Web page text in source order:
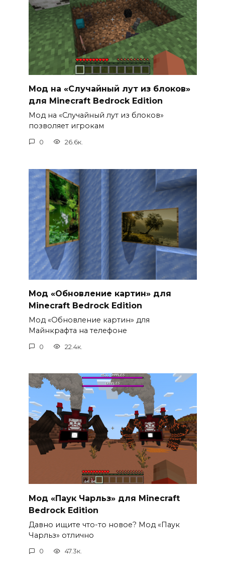
Мод на «Случайный лут из блоков»
для Minecraft Bedrock Edition
Мод на «Случайный лут из блоков»
позволяет игрокам
0 26.6к.
Мод «Обновление картин» для
Minecraft Bedrock Edition
Мод «Обновление картин» для
Майнкрафта на телефоне
0 22.4к.
Мод «Паук Чарльз» для Minecraft
Bedrock Edition
Давно ищите что-то новое? Мод «Паук
Чарльз» отлично
0 47.3к.